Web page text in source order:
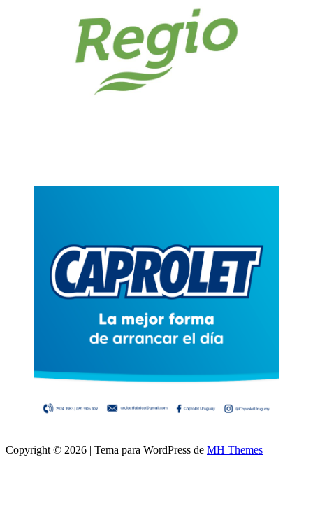
Copyright © 2026 | Tema para WordPress de MH Themes